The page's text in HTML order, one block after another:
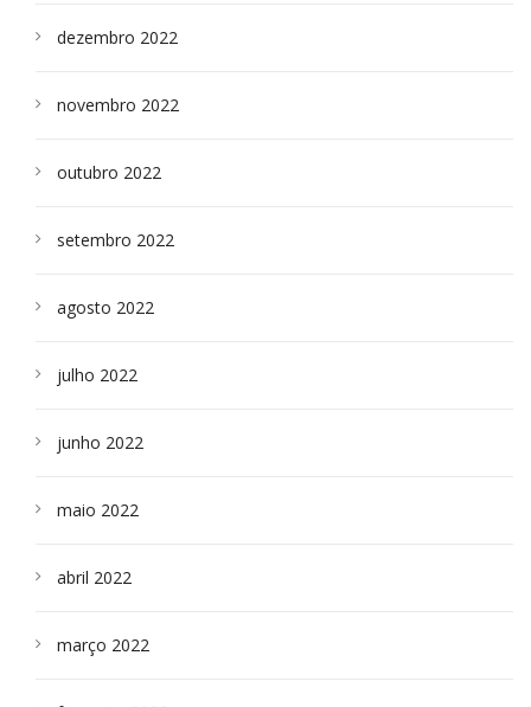
dezembro 2022
novembro 2022
outubro 2022
setembro 2022
agosto 2022
julho 2022
junho 2022
maio 2022
abril 2022
março 2022